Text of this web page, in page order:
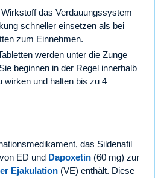
das Verdauungssystem
schneller einsetzen als bei
zum Einnehmen.
werden unter die Zunge
beginnen in der Regel innerhalb
wirken und halten bis zu 4
das Sildenafil
ED und Dapoxetin (60 mg) zur
Ejakulation (VE) enthält. Diese